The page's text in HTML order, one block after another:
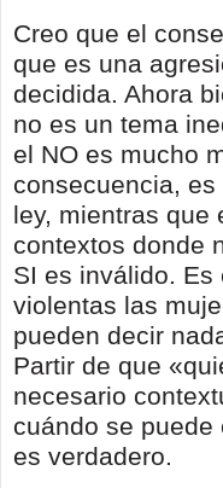
Creo que el
que es una
decidida. Ahora
no es un tema
el NO es mucho
consecuencia,
ley, mientras que
contextos donde
SI es inválido.
violentas las
pueden decir
Partir de que
necesario
cuándo se
es verdadero.